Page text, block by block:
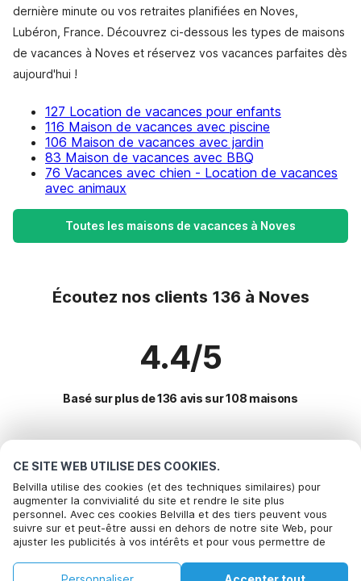
CE SITE WEB UTILISE DES COOKIES.
Belvilla utilise des cookies (et des techniques similaires) pour
augmenter la convivialité du site et rendre le site plus
personnel. Avec ces cookies Belvilla et des tiers peuvent vous
suivre sur et peut-être aussi en dehors de notre site Web, pour
ajuster les publicités à vos intérêts et pour vous permettre de
Accepter, vous acceptez de le faire. Plus d'informations peuvent
dernière minute ou vos retraites planifiées en Noves,
Lubéron, France. Découvrez ci-dessous les types de maisons
de vacances à Noves et réservez vos vacances parfaites dès
aujourd'hui !
127 Location de vacances pour enfants
116 Maison de vacances avec piscine
106 Maison de vacances avec jardin
83 Maison de vacances avec BBQ
76 Vacances avec chien - Location de vacances
avec animaux
Toutes les maisons de vacances à Noves
Écoutez nos clients 136 à Noves
4.4/5
Basé sur plus de 136 avis sur 108 maisons
Destinations les plus populaires pour les
vacances
Villes offrant les meilleures commodités pour les vacances
Location de vacances pour enfants la-roque-sur-ceze
Location de vacances pour enfants le-thor
Commodités populaires pour les vacances en Noves
Location de vacances pour enfants
Appelez pour réserver